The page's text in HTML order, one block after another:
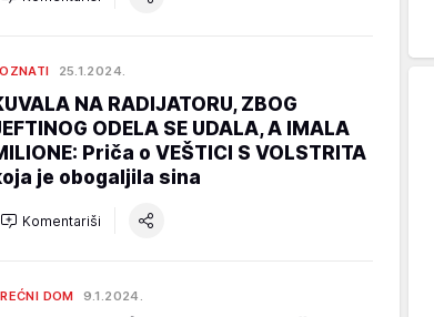
25.1.2024.
NA RADIJATORU, ZBOG
ODELA SE UDALA, A IMALA
Priča o VEŠTICI S VOLSTRITA
je obogaljila sina
Komentariši
DOM 9.1.2024.